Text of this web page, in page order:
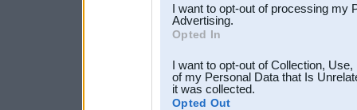
I want to opt-out of processing my
Advertising.
Opted In
I want to opt-out of Collection,
of my Personal Data that Is
it was collected.
Opted Out